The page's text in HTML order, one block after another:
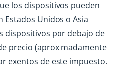
los dispositivos pueden
Estados Unidos o Asia
dispositivos por debajo de
precio (aproximadamente
exentos de este impuesto.